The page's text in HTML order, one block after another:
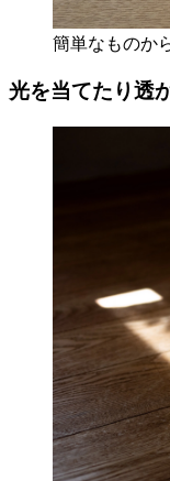
簡単なものか
光を当てたり透